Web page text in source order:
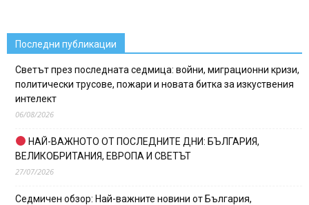
Последни публикации
Светът през последната седмица: войни, миграционни кризи,
политически трусове, пожари и новата битка за изкуствения
интелект
06/08/2026
НАЙ-ВАЖНОТО ОТ ПОСЛЕДНИТЕ ДНИ: БЪЛГАРИЯ,
ВЕЛИКОБРИТАНИЯ, ЕВРОПА И СВЕТЪТ
27/07/2026
Седмичен обзор: Най-важните новини от България,